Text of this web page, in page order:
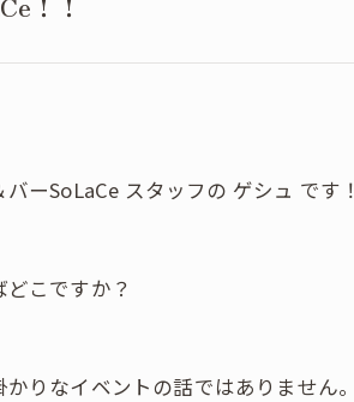
ーSoLaCe スタッフの ゲシュ です！
こですか？
りなイベントの話ではありません。